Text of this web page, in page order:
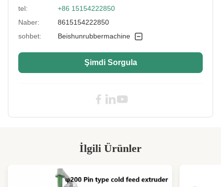
Control System: PLC'ler
Heating Mode: Elektrik
İtme-çekme kalıbı ile
Özelleştirilmiş
Working Layer No:1
FCL/LCL
OEM / DOM
tel:
+86 15154222850
Naber:
8615154222850
sohbet:
Beishunrubbermachine
Şimdi Sorgula
İlgili Ürünler